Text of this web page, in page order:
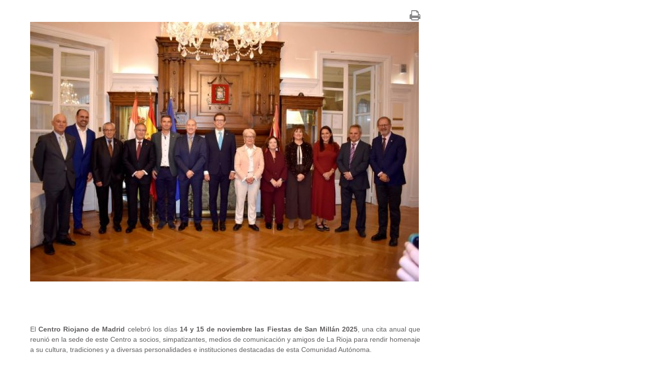
ElCentro Riojano de Madrid celebró los días 14 y 15 de noviembre las Fiestas de San Millán 2025, una cita anual que
reunió en la sede de este Centro a socios, simpatizantes, medios de comunicación y amigos de La Rioja para rendir homenaje
a su cultura, tradiciones y a diversas personalidades e instituciones destacadas de esta Comunidad Autónoma.